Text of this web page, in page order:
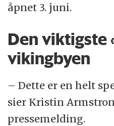
åpnet 3. juni.
Den viktigste
vikingbyen
– Dette er en helt
sier Kristin
pressemelding.